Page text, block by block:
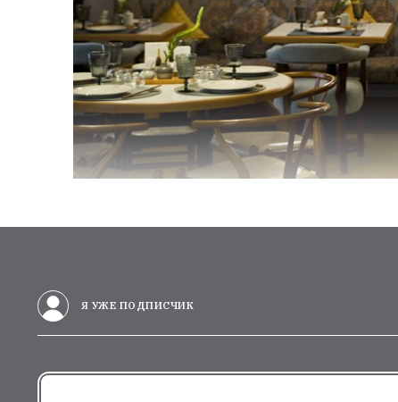
Я УЖЕ ПОДПИСЧИК